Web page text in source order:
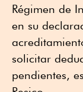
Régimen de
en su
solicitar
pendientes,